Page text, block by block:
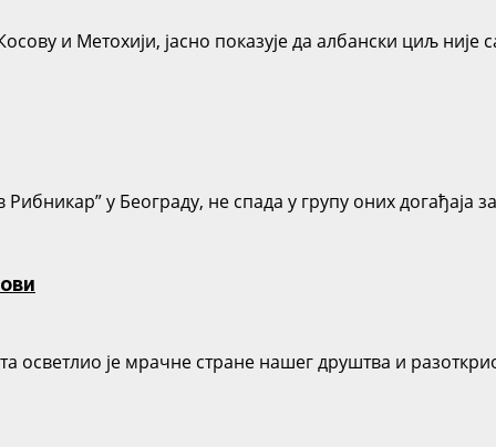
и Метохији, јасно показује да албански циљ није
у Београду, не спада у групу оних
осветлио је мрачне стране нашег друштва и